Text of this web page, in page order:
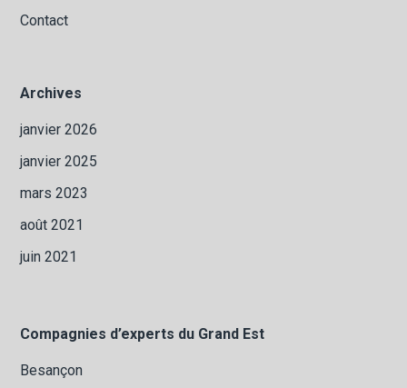
Contact
Archives
janvier 2026
janvier 2025
mars 2023
août 2021
juin 2021
Compagnies d’experts du Grand Est
Besançon